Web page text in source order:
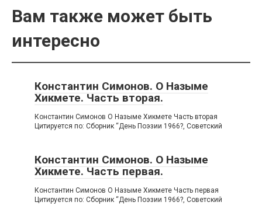
Вам также может быть
интересно
Константин Симонов. О Назыме
Хикмете. Часть вторая.
Константин Симонов О Назыме Хикмете Часть вторая
Цитируется по: Сборник “День Поэзии 1966?, Советский
Константин Симонов. О Назыме
Хикмете. Часть первая.
Константин Симонов О Назыме Хикмете Часть первая
Цитируется по: Сборник “День Поэзии 1966?, Советский